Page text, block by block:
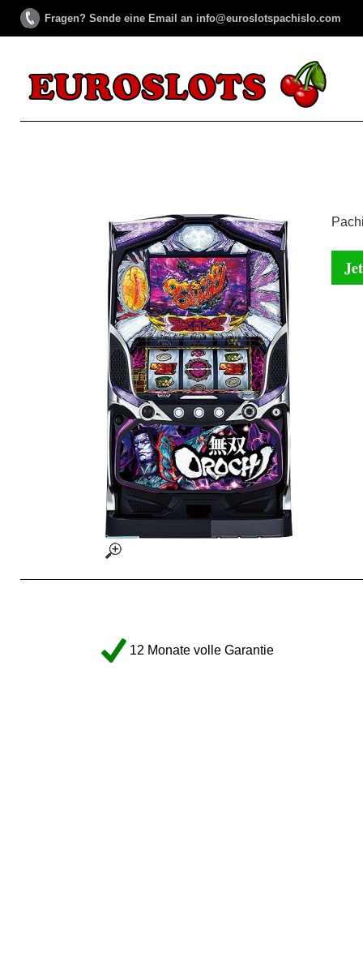
Fragen? Sende eine Email an info@euroslotspachislo.com
12 Monate volle Garantie